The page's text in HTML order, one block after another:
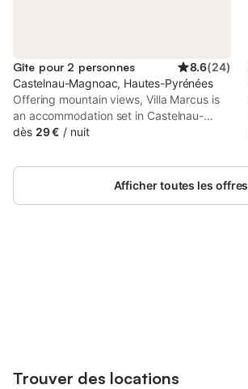
Gîte pour 2 personnes 8.6(24)
Castelnau-Magnoac, Hautes-Pyrénées
Offering mountain views, Villa Marcus is
an accommodation set in Castelnau-
Magnoac, 38 km from Gouffre d'Esparros
This property offers access to a terrace
and free private parking.
dès 29 € / nuit
Afficher toutes les offres
Trouver des locations